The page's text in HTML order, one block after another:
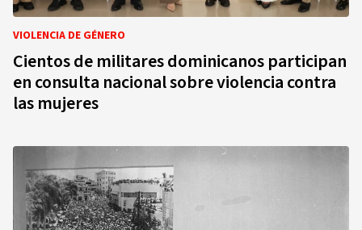
VIOLENCIA DE GÉNERO
Cientos de militares dominicanos participan
en consulta nacional sobre violencia contra
las mujeres